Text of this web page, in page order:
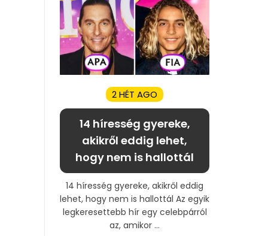
2 HÉT AGO
14 híresség gyereke,
akikről eddig lehet,
hogy nem is hallottál
14 híresség gyereke, akikről eddig
lehet, hogy nem is hallottál Az egyik
legkeresettebb hír egy celebpárról
az, amikor ...